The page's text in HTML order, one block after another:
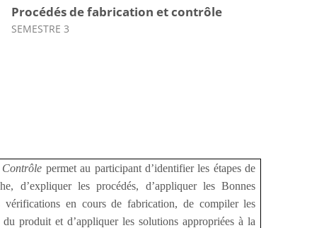
Procédés de fabrication et contrôle
Catégorie de cours
SEMESTRE 3
permet au participant d’identifier les étapes de
d’expliquer les procédés, d’appliquer les Bonnes
en cours de fabrication, de compiler les
produit et d’appliquer les solutions appropriées à la